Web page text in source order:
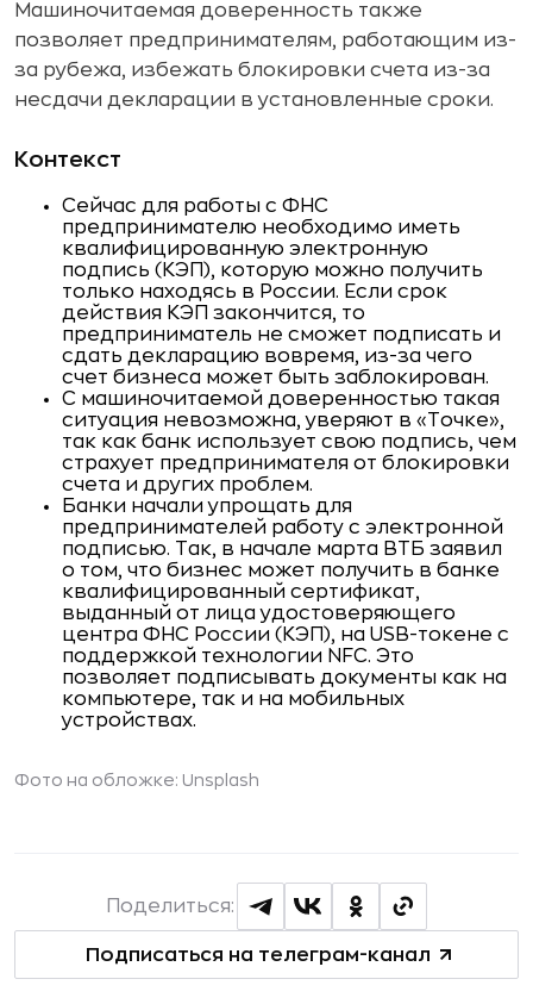
Машиночитаемая доверенность также
позволяет предпринимателям, работающим из-
за рубежа, избежать блокировки счета из-за
несдачи декларации в установленные сроки.
Контекст
Сейчас для работы с ФНС
предпринимателю необходимо иметь
квалифицированную электронную
подпись (КЭП), которую можно получить
только находясь в России. Если срок
действия КЭП закончится, то
предприниматель не сможет подписать и
сдать декларацию вовремя, из-за чего
счет бизнеса может быть заблокирован.
С машиночитаемой доверенностью такая
ситуация невозможна, уверяют в «Точке»,
так как банк использует свою подпись, чем
страхует предпринимателя от блокировки
счета и других проблем.
Банки начали упрощать для
предпринимателей работу с электронной
подписью. Так, в начале марта ВТБ заявил
о том, что бизнес может получить в банке
квалифицированный сертификат,
выданный от лица удостоверяющего
центра ФНС России (КЭП), на USB-токене с
поддержкой технологии NFC. Это
позволяет подписывать документы как на
компьютере, так и на мобильных
устройствах.
Фото на обложке: Unsplash
Подписаться на телеграм-канал
Поделиться: